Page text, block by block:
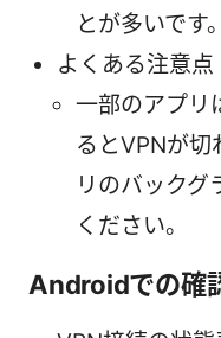
とが多いです。
よくある注意点
一部のアプリ
るとVPNが切
リのバックグ
ください。
Androidでの確